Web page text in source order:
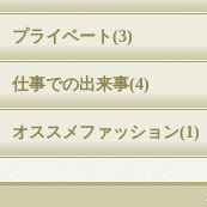
プライベート(3)
仕事での出来事(4)
オススメファッション(1)